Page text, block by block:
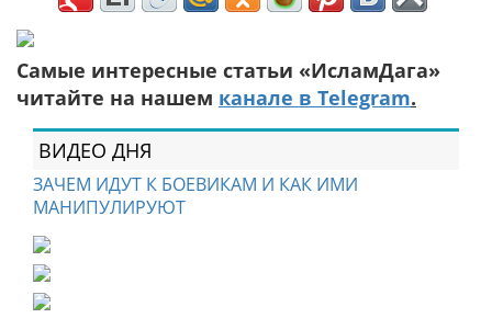
Самые интересные статьи «ИсламДага»
читайте на нашем канале в Telegram.
ВИДЕО ДНЯ
ЗАЧЕМ ИДУТ К БОЕВИКАМ И КАК ИМИ
МАНИПУЛИРУЮТ